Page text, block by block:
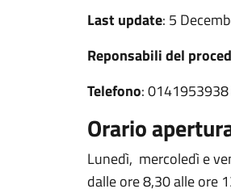
Last update: 5
Reponsabili del
Telefono:
Orario
Lunedì, mercoledì e
dalle ore 8,30 alle ore